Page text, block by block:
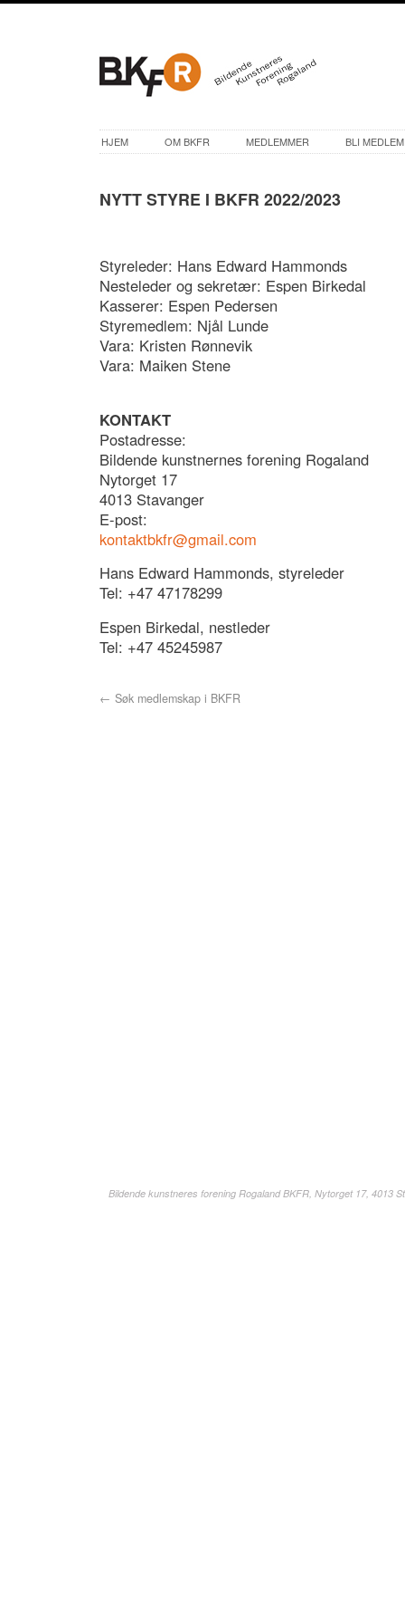
HJEM OM BKFR MEDLEMMER BLI MEDLEM
NYTT STYRE I BKFR 2022/2023
Styreleder: Hans Edward Hammonds
Nesteleder og sekretær: Espen Birkedal
Kasserer: Espen Pedersen
Styremedlem: Njål Lunde
Vara: Kristen Rønnevik
Vara: Maiken Stene
KONTAKT
Postadresse:
Bildende kunstnernes forening Rogaland
Nytorget 17
4013 Stavanger
E-post:
kontaktbkfr@gmail.com
Hans Edward Hammonds, styreleder
Tel: +47 47178299
Espen Birkedal, nestleder
Tel: +47 45245987
← Søk medlemskap i BKFR
Bildende kunstneres forening Rogaland BKFR, Nytorget 17, 4013